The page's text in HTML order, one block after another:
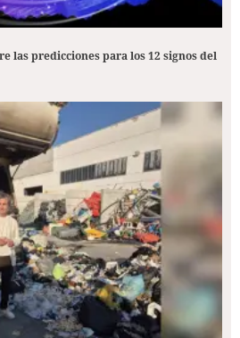
las predicciones para los 12 signos del